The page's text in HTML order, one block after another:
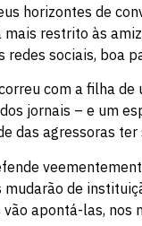
horizontes de
restrito às
redes sociais, boa
com a filha
jornais – e um
das agressoras
de
apontá-las, nos